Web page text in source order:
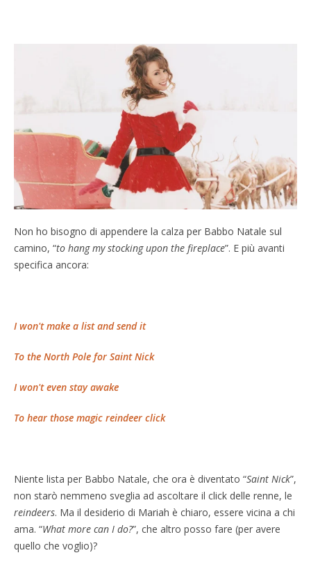
Non ho bisogno di appendere la calza per Babbo Natale sul
camino, “to hang my stocking upon the fireplace”. E più avanti
specifica ancora:
I won't make a list and send it
To the North Pole for Saint Nick
I won't even stay awake
To hear those magic reindeer click
Niente lista per Babbo Natale, che ora è diventato “Saint Nick”,
non starò nemmeno sveglia ad ascoltare il click delle renne, le
reindeers. Ma il desiderio di Mariah è chiaro, essere vicina a chi
ama. “What more can I do?”, che altro posso fare (per avere
quello che voglio)?